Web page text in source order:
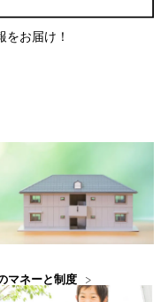
お届け！
マネーと制度